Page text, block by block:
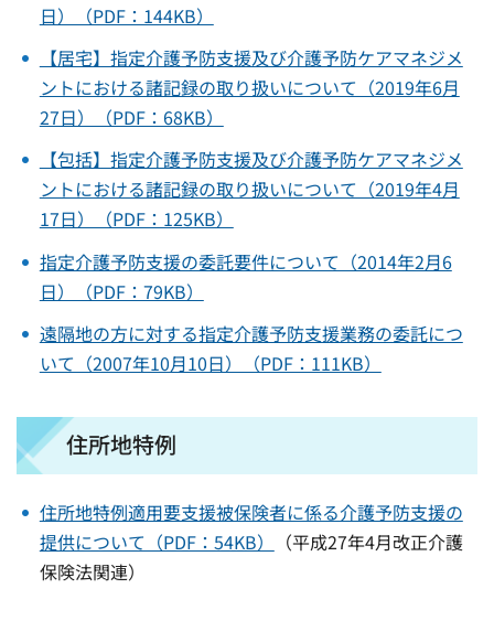
日）（PDF：144KB）
【居宅】指定介護予防支援及び介護予防ケアマネジメ
ントにおける諸記録の取り扱いについて（2019年6月
27日）（PDF：68KB）
【包括】指定介護予防支援及び介護予防ケアマネジメ
ントにおける諸記録の取り扱いについて（2019年4月
17日）（PDF：125KB）
指定介護予防支援の委託要件について（2014年2月6
日）（PDF：79KB）
遠隔地の方に対する指定介護予防支援業務の委託につ
いて（2007年10月10日）（PDF：111KB）
住所地特例
住所地特例適用要支援被保険者に係る介護予防支援の
提供について（PDF：54KB）
（平成27年4月改正介護
保険法関連）